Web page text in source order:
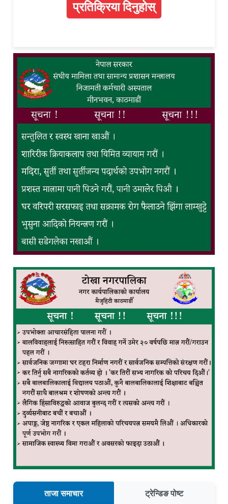
प्रतिक्रिया दिनुहोस्
ताजा समाचार ट्रेन्डिङ पोष्ट